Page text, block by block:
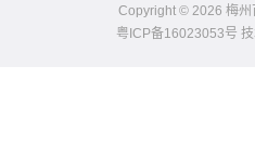
Copyright © 2026 梅州
粤ICP备16023053号 技